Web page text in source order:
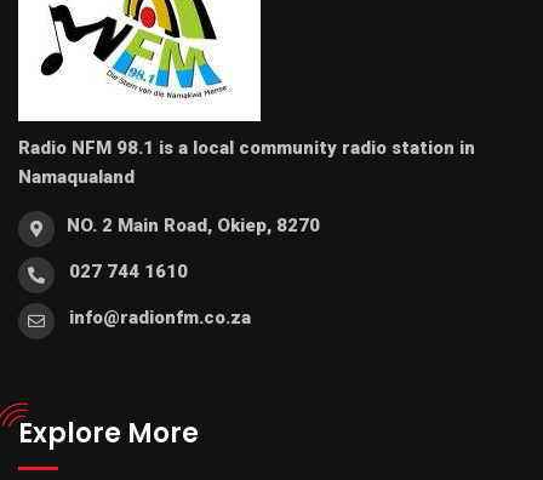
Radio NFM 98.1 is a local community radio station in
Namaqualand
NO. 2 Main Road, Okiep, 8270
027 744 1610
info@radionfm.co.za
Explore More